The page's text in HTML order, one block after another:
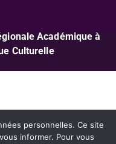
Académique à
Culturelle
personnelles. Ce site
informer. Pour vous